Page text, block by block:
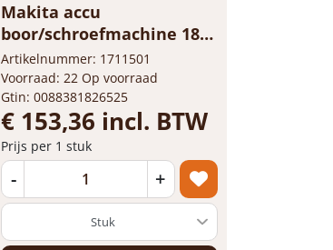
Makita accu
boor/schroefmachine 18v
DDF4...
Artikelnummer: 1711501
Voorraad: 22 Op voorraad
Gtin: 0088381826525
€ 153,36 incl. BTW
Prijs per 1 stuk
- +